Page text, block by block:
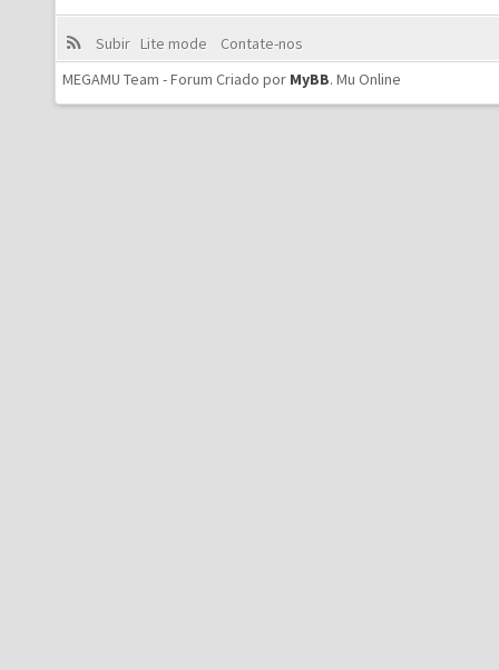
Subir Lite mode
Contate-nos
MEGAMU Team - Forum Criado por MyBB. Mu Online